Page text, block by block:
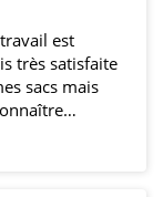
est
très satisfaite
mais